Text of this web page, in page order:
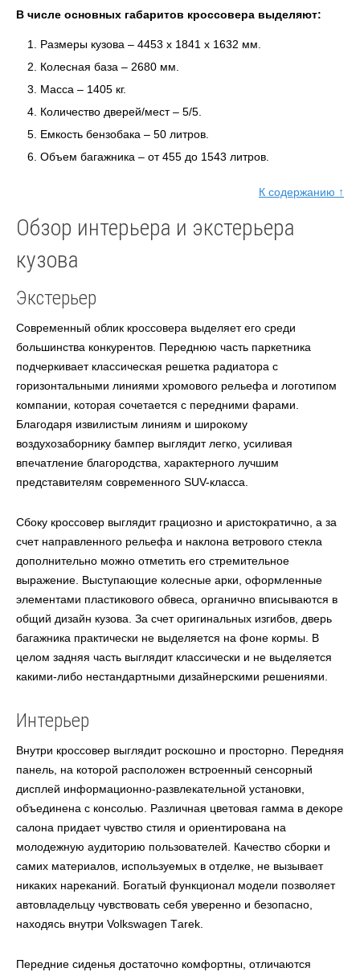
В числе основных габаритов кроссовера выделяют:
Размеры кузова – 4453 х 1841 х 1632 мм.
Колесная база – 2680 мм.
Масса – 1405 кг.
Количество дверей/мест – 5/5.
Емкость бензобака – 50 литров.
Объем багажника – от 455 до 1543 литров.
К содержанию ↑
Обзор интерьера и экстерьера
кузова
Экстерьер
Современный облик кроссовера выделяет его среди
большинства конкурентов. Переднюю часть паркетника
подчеркивает классическая решетка радиатора с
горизонтальными линиями хромового рельефа и логотипом
компании, которая сочетается с передними фарами.
Благодаря извилистым линиям и широкому
воздухозаборнику бампер выглядит легко, усиливая
впечатление благородства, характерного лучшим
представителям современного SUV-класса.
Сбоку кроссовер выглядит грациозно и аристократично, а за
счет направленного рельефа и наклона ветрового стекла
дополнительно можно отметить его стремительное
выражение. Выступающие колесные арки, оформленные
элементами пластикового обвеса, органично вписываются в
общий дизайн кузова. За счет оригинальных изгибов, дверь
багажника практически не выделяется на фоне кормы. В
целом задняя часть выглядит классически и не выделяется
какими-либо нестандартными дизайнерскими решениями.
Интерьер
Внутри кроссовер выглядит роскошно и просторно. Передняя
панель, на которой расположен встроенный сенсорный
дисплей информационно-развлекательной установки,
объединена с консолью. Различная цветовая гамма в декоре
салона придает чувство стиля и ориентирована на
молодежную аудиторию пользователей. Качество сборки и
самих материалов, используемых в отделке, не вызывает
никаких нареканий. Богатый функционал модели позволяет
автовладельцу чувствовать себя уверенно и безопасно,
находясь внутри Volkswagen Tаrek.
Передние сиденья достаточно комфортны, отличаются